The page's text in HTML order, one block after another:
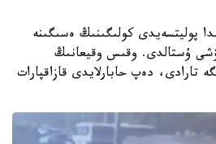
پوليتسەيدى كولىگىنىڭ ەسىگىنە
ۇستالدى. وقىس وقيعانىڭ
تارادى، دەپ حابارلايدى قازاقپارات